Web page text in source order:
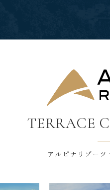
TERRACE
アルピナリゾーツ